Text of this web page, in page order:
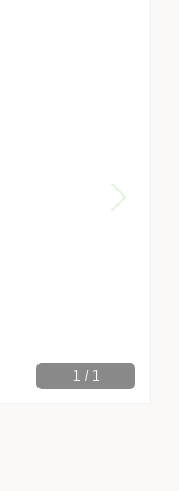
1 / 1